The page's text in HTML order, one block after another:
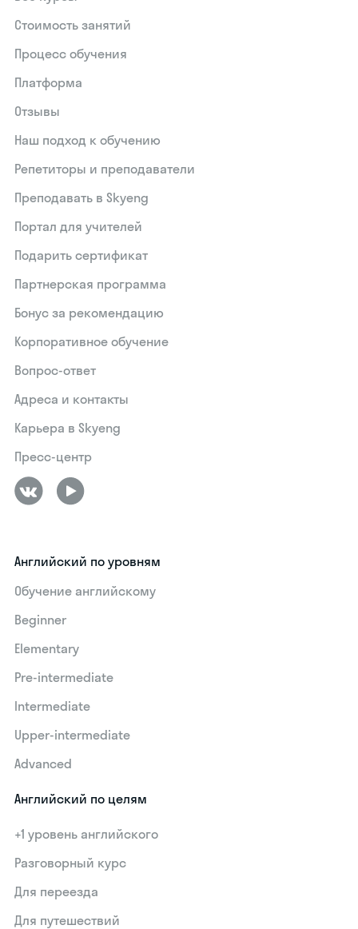
Стоимость занятий
Процесс обучения
Платформа
Отзывы
Наш подход к обучению
Репетиторы и преподаватели
Преподавать в Skyeng
Портал для учителей
Подарить сертификат
Партнерская программа
Бонус за рекомендацию
Корпоративное обучение
Вопрос-ответ
Адреса и контакты
Карьера в Skyeng
Пресс-центр
Английский по уровням
Обучение английскому
Beginner
Elementary
Pre-intermediate
Intermediate
Upper-intermediate
Advanced
Английский по целям
+1 уровень английского
Разговорный курс
Для переезда
Для путешествий